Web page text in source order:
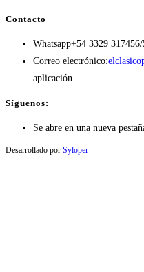
Contacto
Whatsapp+54 3329
Correo electrónico:
aplicación
Síguenos:
Se abre en una nueva
Desarrollado por Syloper